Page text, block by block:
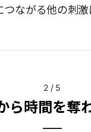
ながる他の刺激
2/ 5
ら時間を奪